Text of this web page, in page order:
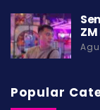
Popular